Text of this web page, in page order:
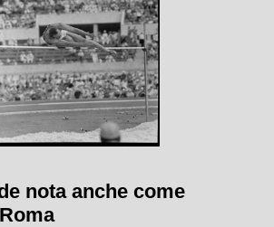
nota anche come